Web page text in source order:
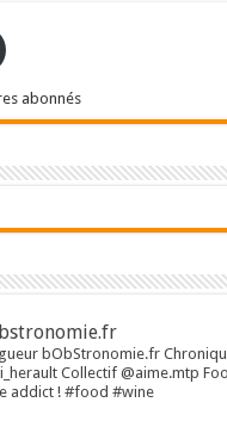
abonnés
bObStronomie.fr
Collectif @aime.mtp
addict !#food #wine